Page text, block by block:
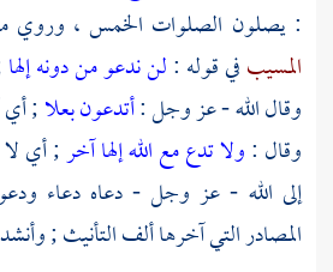
: يصلون الصلوات الخمس ، وروي
المسيبفي قوله :لن ندعو من دونه إلها
وقال الله - عز وجل :أتدعون بعلا; أي
وقال :ولا تدع مع الله إلها آخر; أي لا
إلى الله - عز وجل - دعاه دعاء
المصادر التي آخرها ألف التأنيث ; وأنشد